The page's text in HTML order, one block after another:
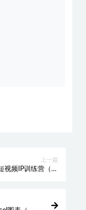
上一篇
视频IP训练营（更